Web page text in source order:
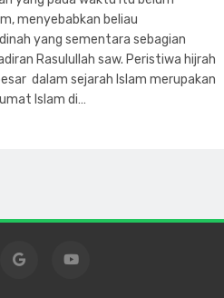
menyebabkan beliau
yang sementara sebagian
Rasulullah saw. Peristiwa hijrah
dalam sejarah Islam merupakan
Islam di…